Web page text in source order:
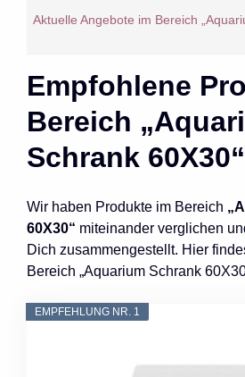
Aktuelle Angebote im Bereich
Empfohlene
Bereich
Schrank 60X30“
Wir haben Produkte im Bereich
60X30“ miteinander verglichen
Dich zusammengestellt. Hier
Bereich „Aquarium Schrank
EMPFEHLUNG NR. 1